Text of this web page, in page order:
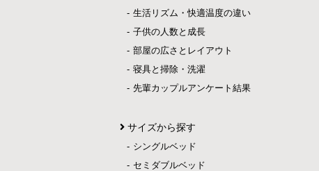
生活リズム・快適温度の違い
子供の人数と成長
部屋の広さとレイアウト
寝具と掃除・洗濯
先輩カップルアンケート結果
サイズから探す
シングルベッド
セミダブルベッド